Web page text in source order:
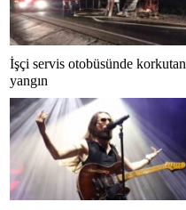
İşçi servis otobüsünde korkutan
yangın